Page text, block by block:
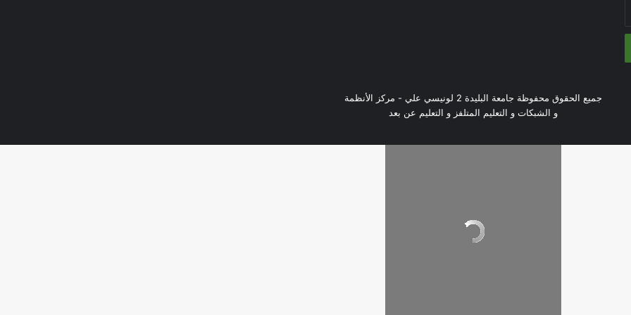
جميع الحقوق محفوظة جامعة البليدة 2 لونيسي علي - مركز الأنظمة
و الشبكات و التعليم المتلفز و التعليم عن بعد